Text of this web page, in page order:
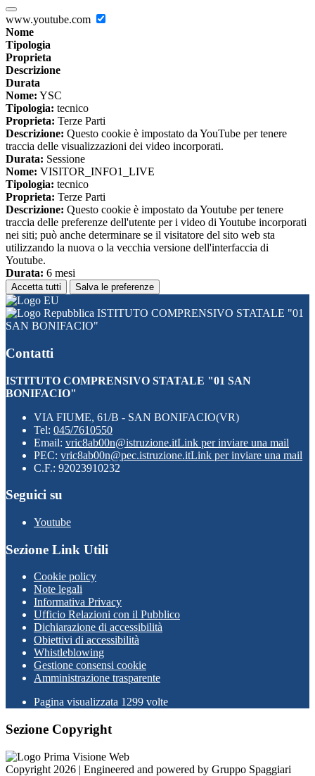
www.youtube.com
Nome
Tipologia
Proprieta
Descrizione
Durata
Nome: YSC
Tipologia: tecnico
Proprieta: Terze Parti
Descrizione: Questo cookie è impostato da YouTube per tenere
traccia delle visualizzazioni dei video incorporati.
Durata: Sessione
Nome: VISITOR_INFO1_LIVE
Tipologia: tecnico
Proprieta: Terze Parti
Descrizione: Questo cookie è impostato da Youtube per tenere
traccia delle preferenze dell'utente per i video di Youtube incorporati
nei siti; può anche determinare se il visitatore del sito web sta
utilizzando la nuova o la vecchia versione dell'interfaccia di
Youtube.
Durata: 6 mesi
Accetta tutti Salva le preferenze
ISTITUTO COMPRENSIVO STATALE "01
SAN BONIFACIO"
Contatti
ISTITUTO COMPRENSIVO STATALE "01 SAN
BONIFACIO"
VIA FIUME, 61/B - SAN BONIFACIO(VR)
Tel: 045/7610550
Email: vric8ab00n@istruzione.itLink per inviare una mail
PEC: vric8ab00n@pec.istruzione.itLink per inviare una mail
C.F.: 92023910232
Seguici su
Youtube
Sezione Link Utili
Cookie policy
Note legali
Informativa Privacy
Ufficio Relazioni con il Pubblico
Dichiarazione di accessibilità
Obiettivi di accessibilità
Whistleblowing
Gestione consensi cookie
Amministrazione trasparente
Pagina visualizzata 1299 volte
Sezione Copyright
Copyright 2026 | Engineered and powered by Gruppo Spaggiari